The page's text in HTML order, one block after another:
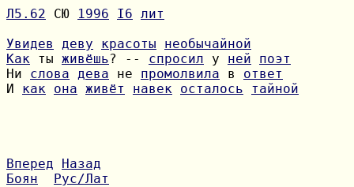
Л5.62 СЮ 1996 I6 лит
Увидев
деву красоты
необычайной
Как ты живёшь? -- спросил у ней
поэт
Ни слова дева не промолвила в ответ
И как она живёт навек осталось тайной
Вперед
Назад
Боян
Рус/Лат